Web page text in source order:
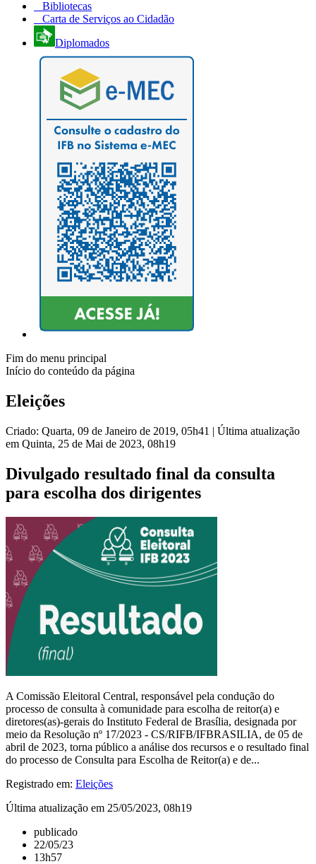
Bibliotecas
Carta de Serviços ao Cidadão
Diplomados
Fim do menu principal
Início do conteúdo da página
Eleições
Criado: Quarta, 09 de Janeiro de 2019, 05h41 | Última atualização
em Quinta, 25 de Mai de 2023, 08h19
Divulgado resultado final da consulta
para escolha dos dirigentes
A Comissão Eleitoral Central, responsável pela condução do
processo de consulta à comunidade para escolha de reitor(a) e
diretores(as)-gerais do Instituto Federal de Brasília, designada por
meio da Resolução nº 17/2023 - CS/RIFB/IFBRASILIA, de 05 de
abril de 2023, torna público a análise dos recursos e o resultado final
do processo de Consulta para Escolha de Reitor(a) e de...
Registrado em: Eleições
Última atualização em 25/05/2023, 08h19
publicado
22/05/23
13h57